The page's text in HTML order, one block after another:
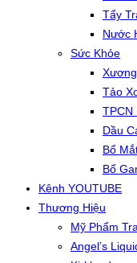
Tẩy
Nước
Sức Khỏe
Tảo
TPCN
Dầu
Bổ
Bổ
Kênh YOUTUBE
Thương Hiệu
Mỹ Phẩm
Angel’s